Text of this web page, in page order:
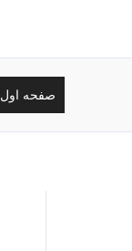
صفحه اول